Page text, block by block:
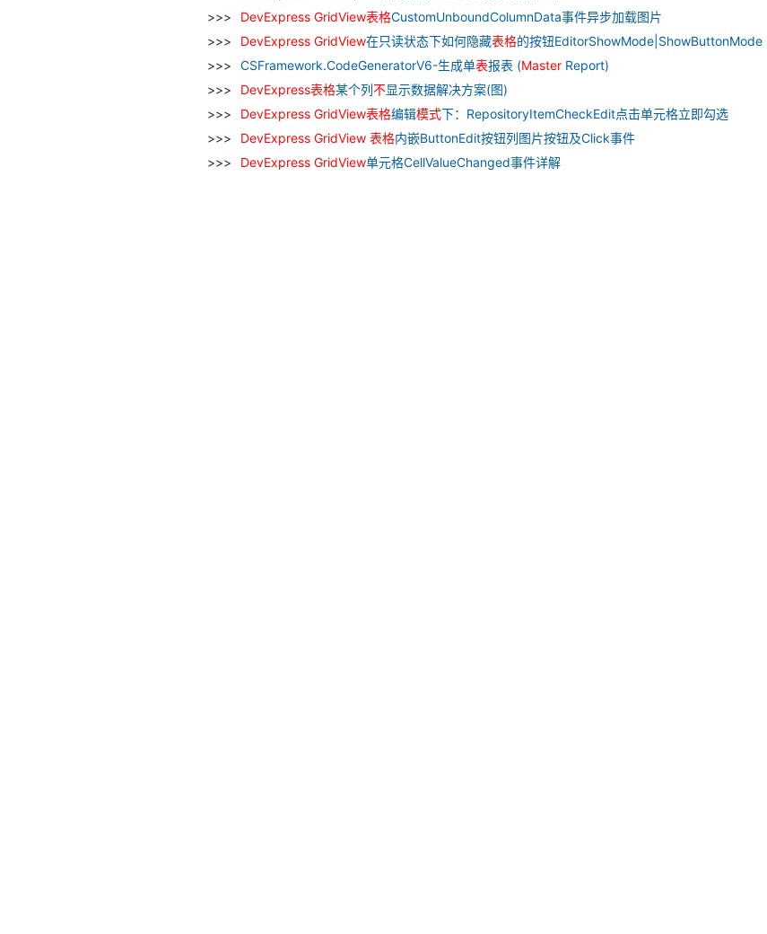
DevExpress GridView表格CustomUnboundColumnData事件异步加载图片
DevExpress GridView在只读状态下如何隐藏表格的按钮EditorShowMode|ShowButtonMode
CSFramework.CodeGeneratorV6-生成单表报表 (Master Report)
DevExpress表格某个列不显示数据解决方案(图)
DevExpress GridView表格编辑模式下：RepositoryItemCheckEdit点击单元格立即勾选
DevExpress GridView 表格内嵌ButtonEdit按钮列图片按钮及Click事件
DevExpress GridView单元格CellValueChanged事件详解